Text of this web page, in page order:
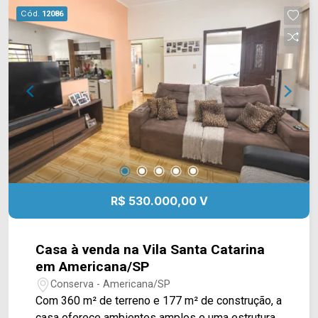
Grill, academia Body Fit, escolas e restaurantes.
Entre em contato com a equipe da Arbix Imóveis
e agende a sua visita!! WhatsApp e Telefone:
(19) 3475-4546 ARBIX IMÓVEIS - Presente em
cada mudança!
Cód. 12086
R$ 530.000,00 V
Casa à venda na Vila Santa Catarina
em Americana/SP
Conserva - Americana/SP
Com 360 m² de terreno e 177 m² de construção, a